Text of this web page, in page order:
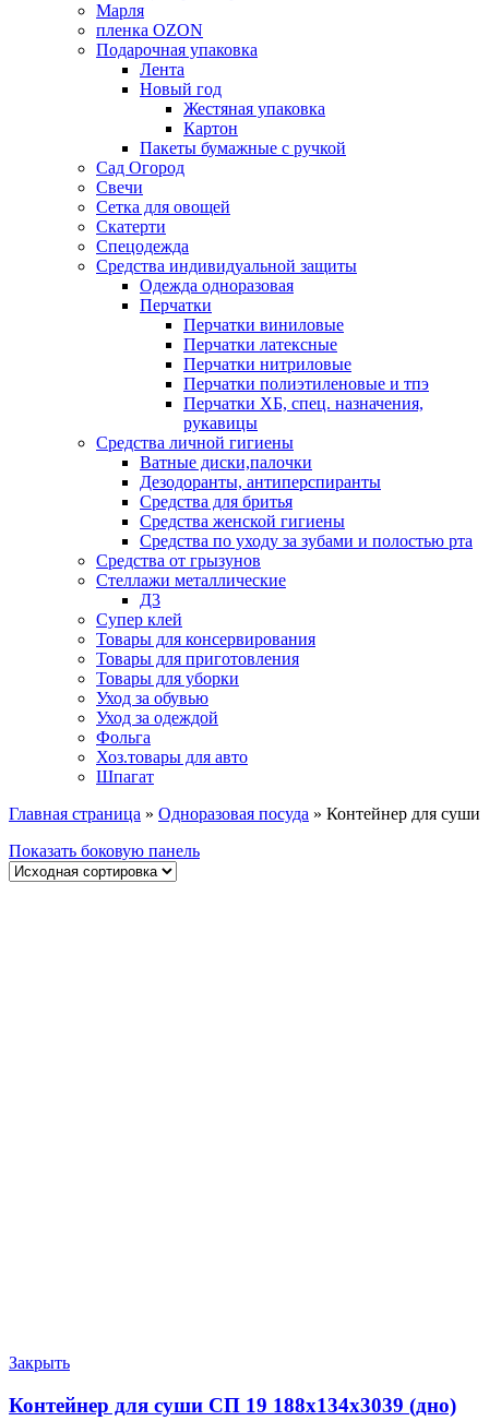
Марля
пленка OZON
Подарочная упаковка
Лента
Новый год
Жестяная упаковка
Картон
Пакеты бумажные с ручкой
Сад Огород
Свечи
Сетка для овощей
Скатерти
Спецодежда
Средства индивидуальной защиты
Одежда одноразовая
Перчатки
Перчатки виниловые
Перчатки латексные
Перчатки нитриловые
Перчатки полиэтиленовые и тпэ
Перчатки ХБ, спец. назначения,
рукавицы
Средства личной гигиены
Ватные диски,палочки
Дезодоранты, антиперспиранты
Средства для бритья
Средства женской гигиены
Средства по уходу за зубами и полостью рта
Средства от грызунов
Стеллажи металлические
Д3
Супер клей
Товары для консервирования
Товары для приготовления
Товары для уборки
Уход за обувью
Уход за одеждой
Фольга
Хоз.товары для авто
Шпагат
Главная страница » Одноразовая посуда » Контейнер для суши
Показать боковую панель
Закрыть
Контейнер для суши СП 19 188х134х3039 (дно)